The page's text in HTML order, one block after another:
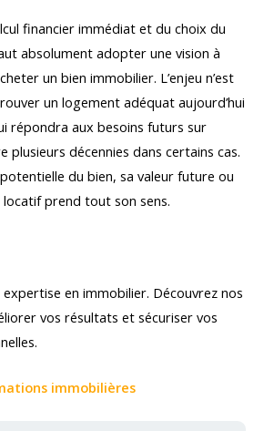
financier immédiat et du choix du
absolument adopter une vision à
un bien immobilier. L’enjeu n’est
un logement adéquat aujourd’hui
répondra aux besoins futurs sur
plusieurs décennies dans certains cas.
du bien, sa valeur future ou
prend tout son sens.
en immobilier. Découvrez nos
vos résultats et sécuriser vos
immobilières